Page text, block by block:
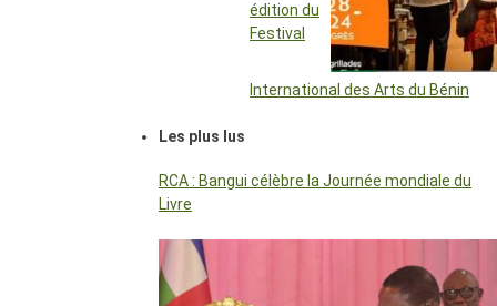
édition du
Festival
International des Arts du Bénin
Les plus lus
RCA : Bangui célèbre la Journée mondiale du
Livre